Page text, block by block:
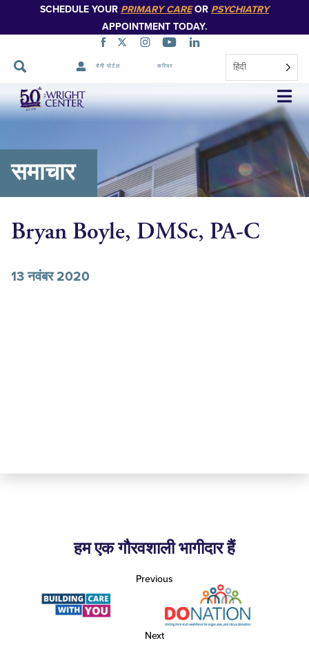
SCHEDULE YOUR PRIMARY CAREOR PSYCHIATRY
APPOINTMENT TODAY.
रोगी पोर्टल करियर हिंदी
नेविगेशन
छोड़ें
समाचार
Bryan Boyle, DMSc, PA-C
13 नवंबर 2020
हम एक गौरवशाली भागीदार हैं
Previous
Next